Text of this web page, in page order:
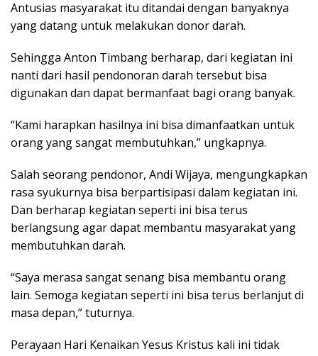
Antusias masyarakat itu ditandai dengan banyaknya
yang datang untuk melakukan donor darah.
Sehingga Anton Timbang berharap, dari kegiatan ini
nanti dari hasil pendonoran darah tersebut bisa
digunakan dan dapat bermanfaat bagi orang banyak.
“Kami harapkan hasilnya ini bisa dimanfaatkan untuk
orang yang sangat membutuhkan,” ungkapnya.
Salah seorang pendonor, Andi Wijaya, mengungkapkan
rasa syukurnya bisa berpartisipasi dalam kegiatan ini.
Dan berharap kegiatan seperti ini bisa terus
berlangsung agar dapat membantu masyarakat yang
membutuhkan darah.
“Saya merasa sangat senang bisa membantu orang
lain. Semoga kegiatan seperti ini bisa terus berlanjut di
masa depan,” tuturnya.
Perayaan Hari Kenaikan Yesus Kristus kali ini tidak